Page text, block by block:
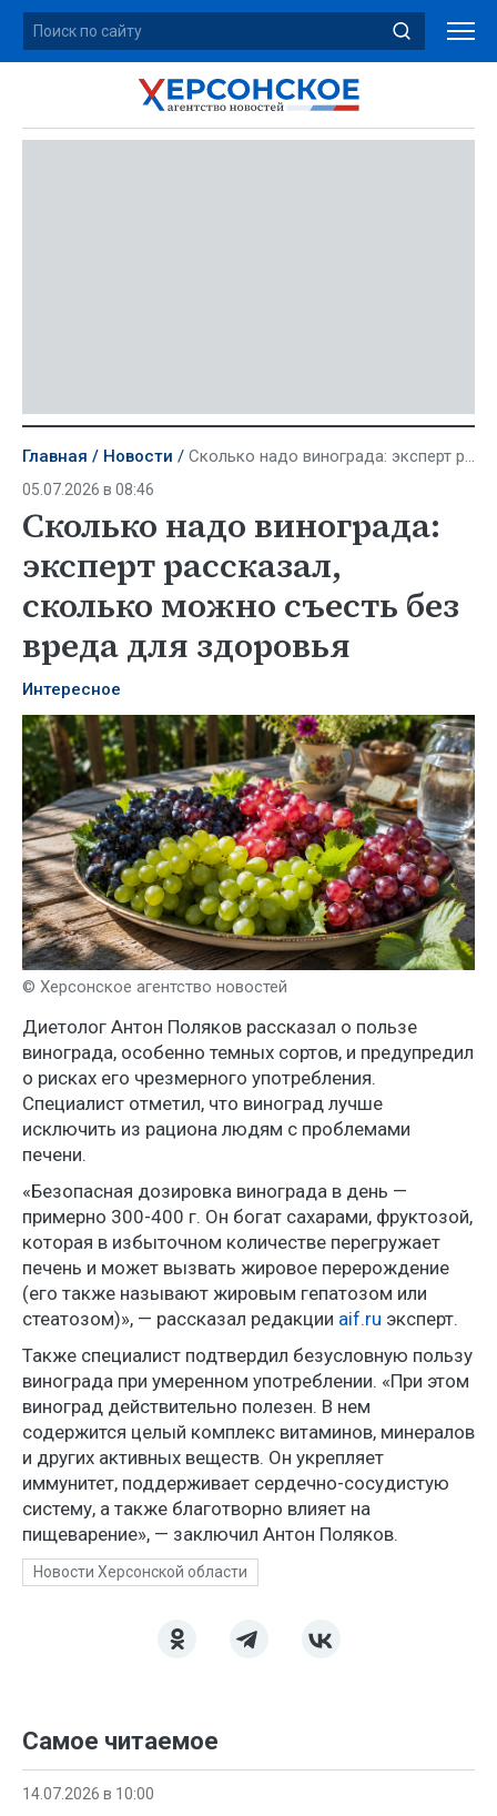
Главная Новости Сколько надо винограда: эксперт рассказал, сколько можно съесть без вреда для здоровья
05.07.2026 в 08:46
Сколько надо винограда:
эксперт рассказал,
сколько можно съесть без
вреда для здоровья
Интересное
© Херсонское агентство новостей
Диетолог Антон Поляков рассказал о пользе
винограда, особенно темных сортов, и предупредил
о рисках его чрезмерного употребления.
Специалист отметил, что виноград лучше
исключить из рациона людям с проблемами
печени.
«Безопасная дозировка винограда в день —
примерно 300-400 г. Он богат сахарами, фруктозой,
которая в избыточном количестве перегружает
печень и может вызвать жировое перерождение
(его также называют жировым гепатозом или
стеатозом)», — рассказал редакции aif.ru эксперт.
Также специалист подтвердил безусловную пользу
винограда при умеренном употреблении. «При этом
виноград действительно полезен. В нем
содержится целый комплекс витаминов, минералов
и других активных веществ. Он укрепляет
иммунитет, поддерживает сердечно-сосудистую
систему, а также благотворно влияет на
пищеварение», — заключил Антон Поляков.
Новости Херсонской области
Самое читаемое
14.07.2026 в 10:00